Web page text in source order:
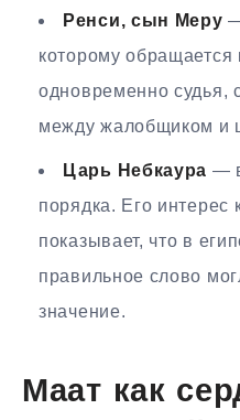
Ренси, сын Меру
которому обращается
одновременно судья,
между жалобщиком и
Царь Небкаура —
порядка. Его интерес
показывает, что в
правильное слово
значение.
Маат как